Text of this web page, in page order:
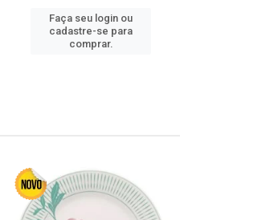
Faça seu login ou
cadastre-se para
comprar.